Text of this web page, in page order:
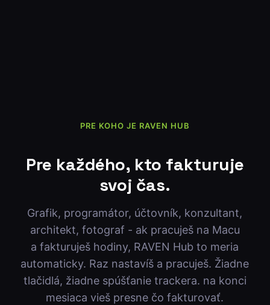
PRE KOHO JE RAVEN HUB
Pre každého, kto fakturuje
svoj čas.
Grafik, programátor, účtovník, konzultant,
architekt, fotograf - ak pracuješ na Macu
a fakturuješ hodiny, RAVEN Hub to meria
automaticky. Raz nastavíš a pracuješ. Žiadne
tlačidlá, žiadne spúšťanie trackera. na konci
mesiaca vieš presne čo fakturovať.